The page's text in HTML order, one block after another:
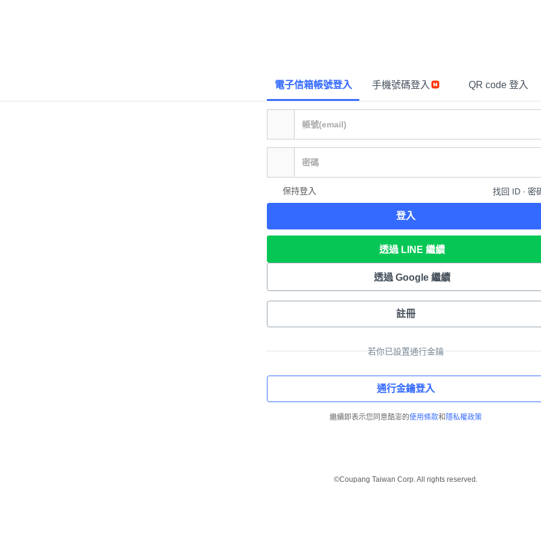
電子信箱帳號登入 手機號碼登入 QR code 登入
保持登入 找回 ID ∙ 密
登入
透過 LINE 繼續
透過 Google 繼續
註冊
若你已設置通行金鑰
通行金鑰登入
繼續即表示您同意酷澎的使用條款和 隱私權政策
©Coupang Taiwan Corp. All rights reserved.